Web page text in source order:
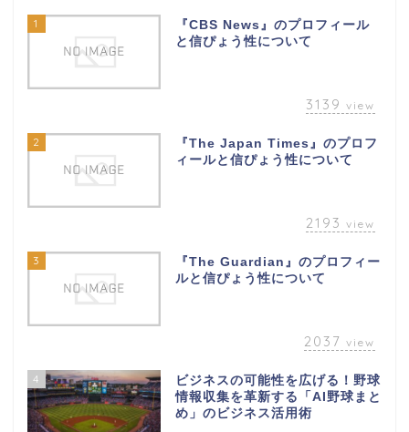
1
『CBS News』のプロフィール
と信ぴょう性について
3139 view
2
『The Japan Times』のプロフ
ィールと信ぴょう性について
2193 view
3
『The Guardian』のプロフィー
ルと信ぴょう性について
2037 view
4
ビジネスの可能性を広げる！野球
情報収集を革新する「AI野球まと
め」のビジネス活用術